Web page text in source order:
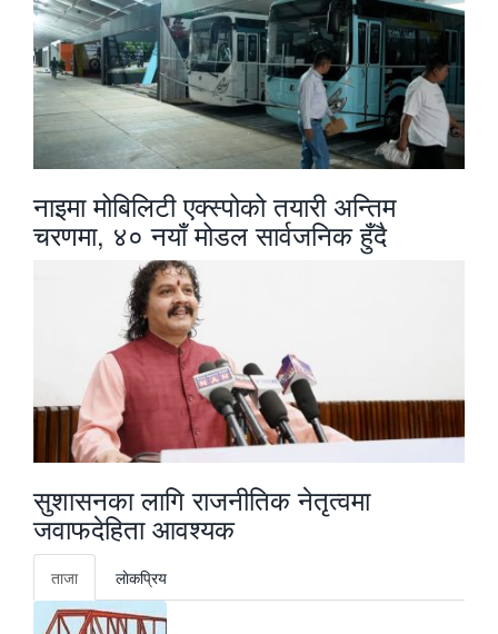
नाइमा मोबिलिटी एक्स्पोको तयारी अन्तिम
चरणमा, ४० नयाँ मोडल सार्वजनिक हुँदै
सुशासनका लागि राजनीतिक नेतृत्वमा
जवाफदेहिता आवश्यक
ताजा लाेकप्रिय